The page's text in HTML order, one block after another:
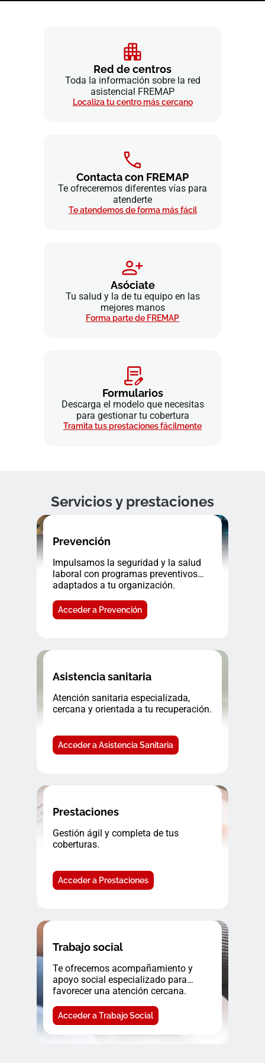
Red de centros
Toda la información sobre la red
asistencial FREMAP
Localiza tu centro más cercano
Contacta con FREMAP
Te ofreceremos diferentes vías para
atenderte
Te atendemos de forma más fácil
Asóciate
Tu salud y la de tu equipo en las
mejores manos
Forma parte de FREMAP
Formularios
Descarga el modelo que necesitas
para gestionar tu cobertura
Tramita tus prestaciones fácilmente
Servicios y prestaciones
Prevención
Impulsamos la seguridad y la salud
laboral con programas preventivos
adaptados a tu organización.
Acceder a Prevención
Asistencia sanitaria
Atención sanitaria especializada,
cercana y orientada a tu recuperación.
Acceder a Asistencia Sanitaria
Prestaciones
Gestión ágil y completa de tus
coberturas.
Acceder a Prestaciones
Trabajo social
Te ofrecemos acompañamiento y
apoyo social especializado para
favorecer una atención cercana.
Acceder a Trabajo Social